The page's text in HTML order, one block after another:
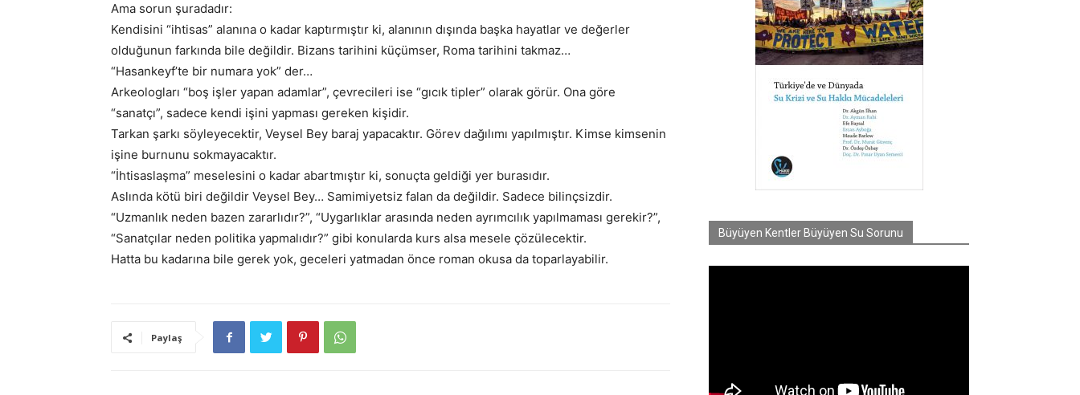
Ama sorun şuradadır:
Kendisini “ihtisas” alanına o kadar kaptırmıştır ki, alanının dışında başka hayatlar ve değerler
olduğunun farkında bile değildir. Bizans tarihini küçümser, Roma tarihini takmaz…
“Hasankeyf’te bir numara yok” der…
Arkeologları “boş işler yapan adamlar”, çevrecileri ise “gıcık tipler” olarak görür. Ona göre
“sanatçı”, sadece kendi işini yapması gereken kişidir.
Tarkan şarkı söyleyecektir, Veysel Bey baraj yapacaktır. Görev dağılımı yapılmıştır. Kimse kimsenin
işine burnunu sokmayacaktır.
“İhtisaslaşma” meselesini o kadar abartmıştır ki, sonuçta geldiği yer burasıdır.
Aslında kötü biri değildir Veysel Bey… Samimiyetsiz falan da değildir. Sadece bilinçsizdir.
“Uzmanlık neden bazen zararlıdır?”, “Uygarlıklar arasında neden ayrımcılık yapılmaması gerekir?”,
“Sanatçılar neden politika yapmalıdır?” gibi konularda kurs alsa mesele çözülecektir.
Hatta bu kadarına bile gerek yok, geceleri yatmadan önce roman okusa da toparlayabilir.
Paylaş
Büyüyen Kentler Büyüyen Su Sorunu